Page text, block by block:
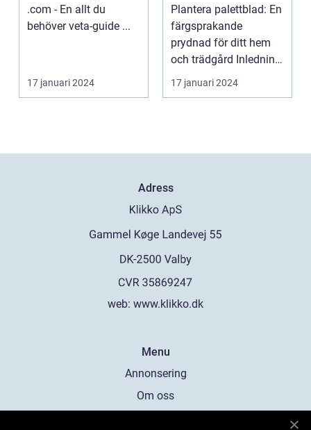
.com - En allt du
behöver veta-guide ...
17 januari 2024
hem och trädgård
Plantera palettblad: En
färgsprakande
prydnad för ditt hem
och trädgård Inledning
Palettblad är en ...
17 januari 2024
Adress
web: www.klikko.dk
Menu
Annonsering
Om oss